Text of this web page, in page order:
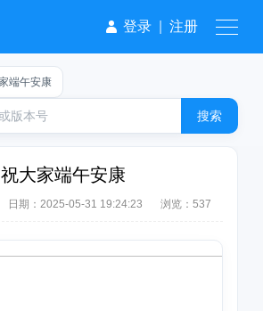
登录 注册
搜索
端午安康
祝大家端午安康
日期： 2025-05-31 19:24:23 浏览：537